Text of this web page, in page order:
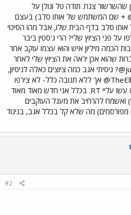
שהשרשור צנח. תודה טל וגולן על
(@ + שם המשתמש של אותו סלב) בעצם
אותו סלב בדף הבית שלו, אבל מהו הסיכוי
על פני הציוץ שלי? הרי ג'סטין ביבר
הכמה מיליון איש והוא עצמו עוקב אחר
שהוא אכן יראה את הציוץ שלי לאחר
שצירפתי בתוכו justinbieber@? ניסיתי אגב כמה ציוצים כאלה לניסיון,
וגם פעם אחת את TheEllenShow@ אך ללא תגובה כלל- לא צירפו
אותי לנעקבים שלהם וגם לא עשו עליי RT. בכלל אני חדש מאוד מאוד
ואשמח להרחיב את מעגל העוקבים
מפורסמים) מה שלא קל בכלל אגב, בניגוד
#2